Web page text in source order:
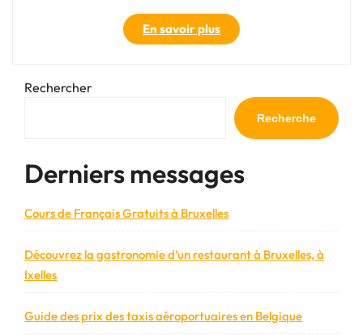
En savoir plus« Coupe
du
Marche
Nordique »
Rechercher
Recherche
Derniers messages
Cours de Français Gratuits à Bruxelles
Découvrez la gastronomie d’un restaurant à Bruxelles, à
Ixelles
Guide des prix des taxis aéroportuaires en Belgique